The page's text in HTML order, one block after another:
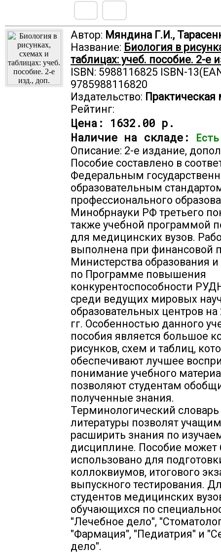
Автор: Мяндина Г.И.,
Название: Биология в
таблицах: учеб. пособие. 2-е
ISBN: 5988116825 ISBN-
9785988116820
Издательство:
Рейтинг:
Цена: 1632.00 р.
Наличие на складе:
Описание: 2-е издание,
Пособие составлено в
Федеральным
образовательным
профессионального
Минобрнауки РФ третьего
также учебной программой
для медицинских вузов.
выполнена при финансовой
Министерства образования
по Программе повышения
конкурентоспособности
среди ведущих мировых
образовательных центров на
гг. Особенностью данного
пособия является большое
рисунков, схем и таблиц,
обеспечивают лучшее
понимание учебного
позволяют студентам
полученные знания.
Терминологический
литературы позволят
расширить знания по
дисциплине. Пособие может
использовано для
коллоквиумов, итогового
выпускного тестирования.
студентов медицинских
обучающихся по
"Лечебное дело",
"Фармация", "Педиатрия" и
дело".